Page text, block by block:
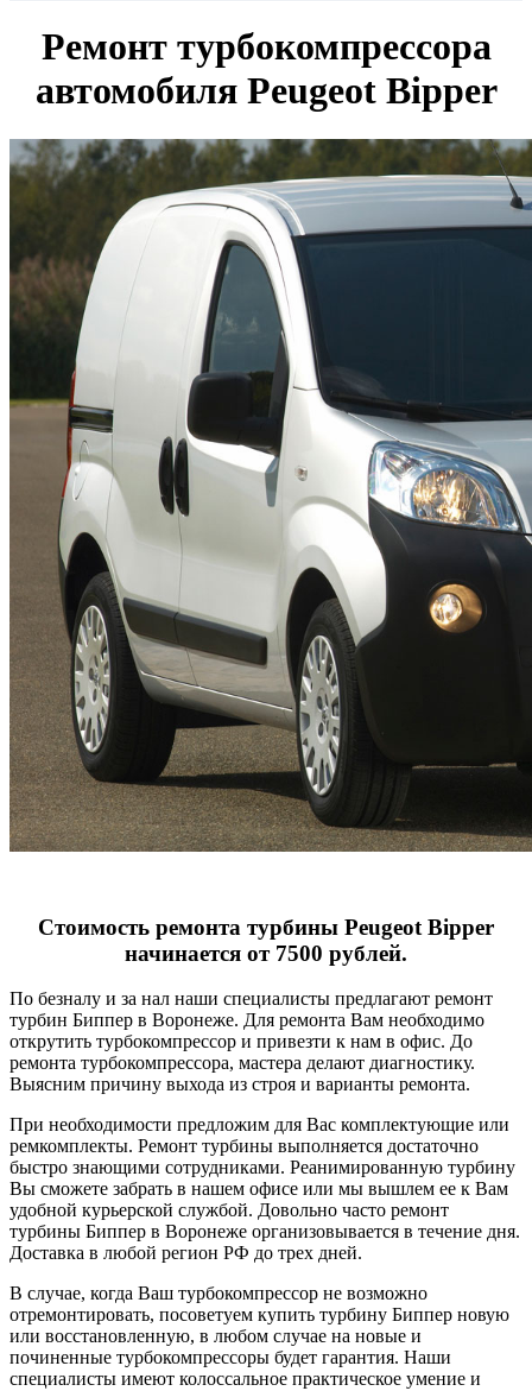
Ремонт турбокомпрессора
автомобиля Peugeot Bipper
Стоимость ремонта турбины Peugeot Bipper
начинается от 7500 рублей.
По безналу и за нал наши специалисты предлагают ремонт
турбин Биппер в Воронеже. Для ремонта Вам необходимо
открутить турбокомпрессор и привезти к нам в офис. До
ремонта турбокомпрессора, мастера делают диагностику.
Выясним причину выхода из строя и варианты ремонта.
При необходимости предложим для Вас комплектующие или
ремкомплекты. Ремонт турбины выполняется достаточно
быстро знающими сотрудниками. Реанимированную турбину
Вы сможете забрать в нашем офисе или мы вышлем ее к Вам
удобной курьерской службой. Довольно часто ремонт
турбины Биппер в Воронеже организовывается в течение дня.
Доставка в любой регион РФ до трех дней.
В случае, когда Ваш турбокомпрессор не возможно
отремонтировать, посоветуем купить турбину Биппер новую
или восстановленную, в любом случае на новые и
починенные турбокомпрессоры будет гарантия. Наши
специалисты имеют колоссальное практическое умение и